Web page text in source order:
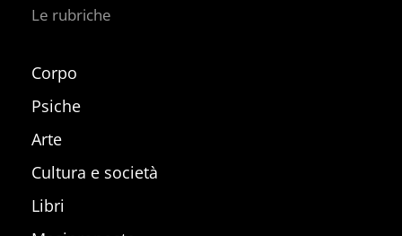
Le rubriche
Corpo
Psiche
Arte
Cultura e società
Libri